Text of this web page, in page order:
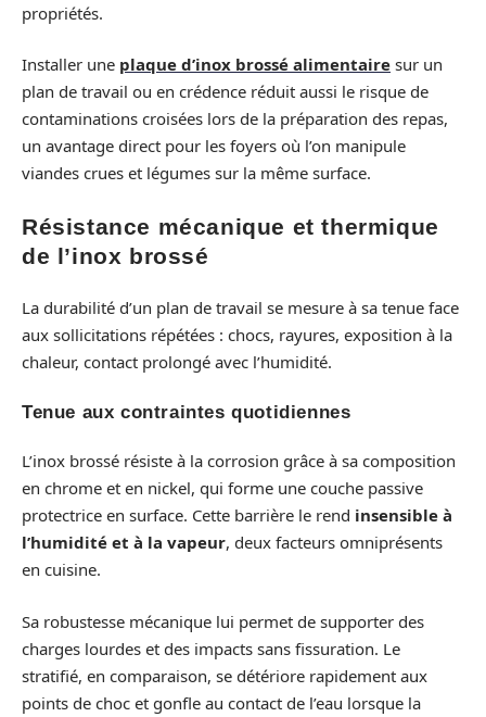
propriétés.
Installer une plaque d’inox brossé alimentaire sur un
plan de travail ou en crédence réduit aussi le risque de
contaminations croisées lors de la préparation des repas,
un avantage direct pour les foyers où l’on manipule
viandes crues et légumes sur la même surface.
Résistance mécanique et thermique
de l’inox brossé
La durabilité d’un plan de travail se mesure à sa tenue face
aux sollicitations répétées : chocs, rayures, exposition à la
chaleur, contact prolongé avec l’humidité.
Tenue aux contraintes quotidiennes
L’inox brossé résiste à la corrosion grâce à sa composition
en chrome et en nickel, qui forme une couche passive
protectrice en surface. Cette barrière le rend insensible à
l’humidité et à la vapeur, deux facteurs omniprésents
en cuisine.
Sa robustesse mécanique lui permet de supporter des
charges lourdes et des impacts sans fissuration. Le
stratifié, en comparaison, se détériore rapidement aux
points de choc et gonfle au contact de l’eau lorsque la